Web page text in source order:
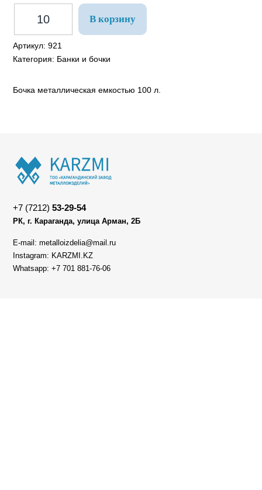
В корзину
Артикул:921
Категория: Банки и бочки
Бочка металлическая емкостью 100 л.
+7 (7212)53-29-54
РК, г. Караганда, улица Арман, 2Б
E-mail: metalloizdelia@mail.ru
Instagram: KARZMI.KZ
Whatsapp: +7 701 881-76-06